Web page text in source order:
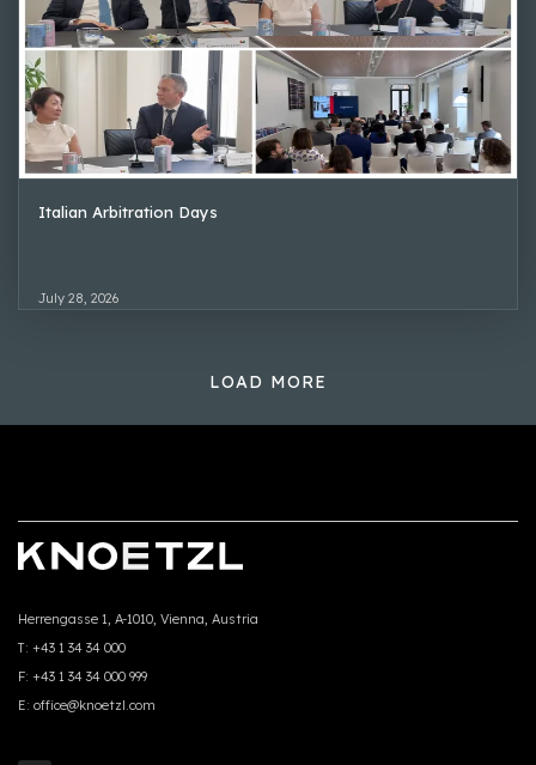
Italian Arbitration Days
July 28, 2026
LOAD MORE
Herrengasse 1, A-1010, Vienna, Austria
T: +43 1 34 34 000
F: +43 1 34 34 000 999
E: office@knoetzl.com